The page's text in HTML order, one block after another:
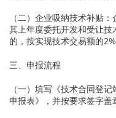
（二）企业吸纳技术补贴
其上年度委托开发和受让
的，按实现技术交易额的
三、申报流程
（一）填写《技术合同登
申报表》，并按要求签字盖